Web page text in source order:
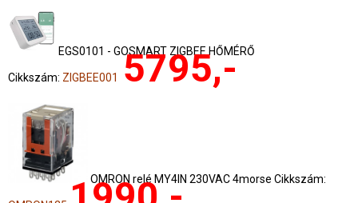
EGS0101 - GOSMART ZIGBEE HŐMÉRŐ
Cikkszám: ZIGBEE001 5795,-
OMRON relé MY4IN 230VAC 4morse Cikkszám: